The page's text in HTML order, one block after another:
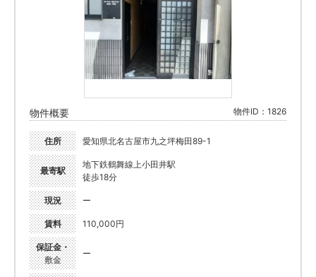
物件概要 物件ID：1826
住所 愛知県北名古屋市九之坪梅田89-1
最寄駅
地下鉄鶴舞線上小田井駅
徒歩18分
現況 ー
賃料 110,000円
保証金・
敷金
ー